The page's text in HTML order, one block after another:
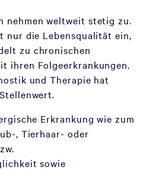
nehmen weltweit stetig zu.
nur die Lebensqualität ein,
zu chronischen
ihren Folgeerkrankungen.
und Therapie hat
Erkrankung wie zum
, Tierhaar- oder
sowie